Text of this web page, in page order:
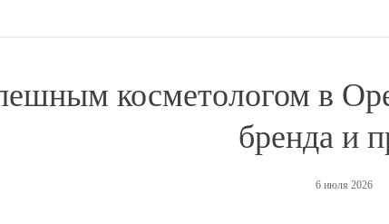
косметологом в
бренда и
6 июля 2026